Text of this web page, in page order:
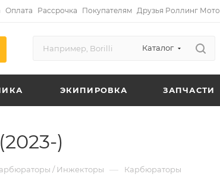
Оплата Рассрочка Покупателям Друзья Роллинг Мото
Каталог
ЭКИПИРОВКА ЗАПЧАСТИ
)
/ Инжекторы — Карбюраторы